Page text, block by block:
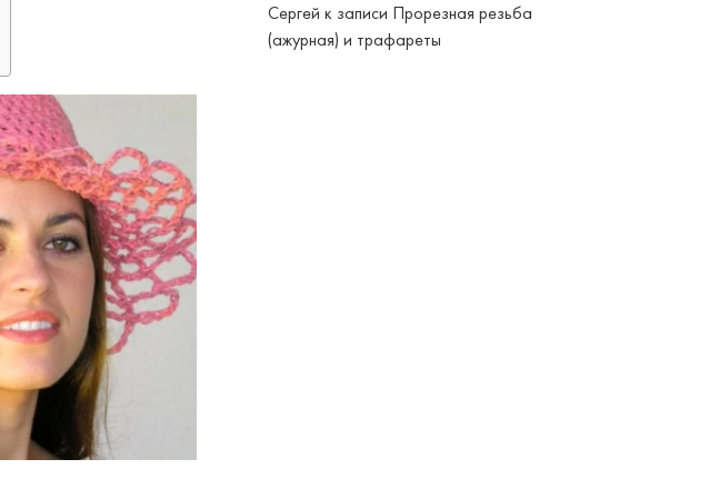
Сергей к записи Прорезная резьба
(ажурная) и трафареты